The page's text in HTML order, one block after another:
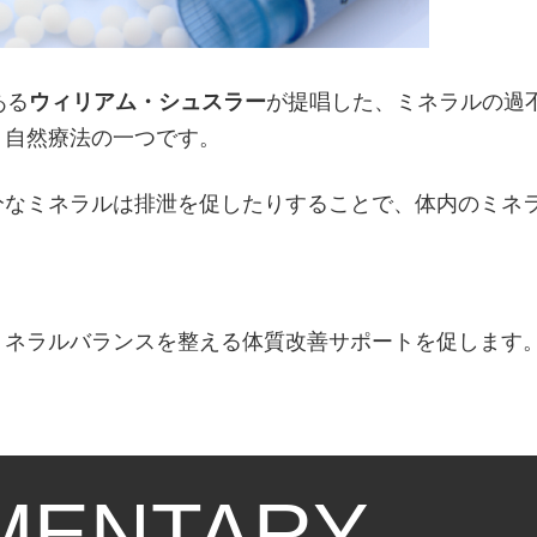
る ウィリアム・シュスラーが提唱した、ミネラルの過
自然療法の一つです。
ミネラルは排泄を促したりすることで、体内のミネ
ラルバランスを整える体質改善サポートを促します。